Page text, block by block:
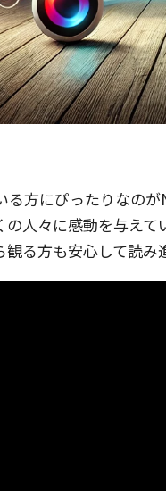
方にぴったりなの
人々に感動を与え
る方も安心して読み